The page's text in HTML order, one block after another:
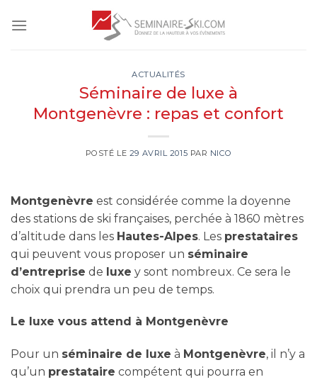
ACTUALITÉS
Séminaire de luxe à
Montgenèvre : repas et confort
POSTÉ LE 29 AVRIL 2015 PAR NICO
Montgenèvre est considérée comme la doyenne
des stations de ski françaises, perchée à 1860 mètres
d’altitude dans les Hautes-Alpes. Les prestataires
qui peuvent vous proposer un séminaire
d’entreprise de luxe y sont nombreux. Ce sera le
choix qui prendra un peu de temps.
Le luxe vous attend à Montgenèvre
Pour un séminaire de luxe à Montgenèvre, il n’y a
qu’un prestataire compétent qui pourra en